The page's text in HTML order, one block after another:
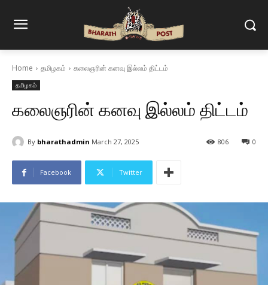
Home தமிழகம் கலைஞரின் கனவு இல்லம் திட்டம்
தமிழகம்
கலைஞரின் கனவு இல்லம் திட்டம்
By bharathadmin March 27, 2025 0
806
Facebook Twitter